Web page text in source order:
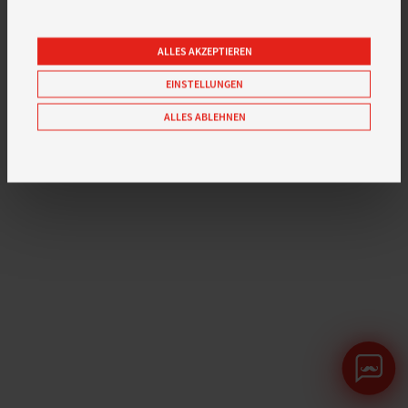
ALLES AKZEPTIEREN
EINSTELLUNGEN
ALLES ABLEHNEN